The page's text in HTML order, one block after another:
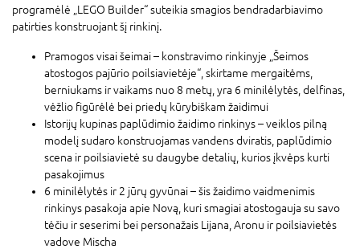
programėlė „LEGO Builder“ suteikia smagios bendradarbiavimo
patirties konstruojant šį rinkinį.
Pramogos visai šeimai – konstravimo rinkinyje „Šeimos
atostogos pajūrio poilsiavietėje“, skirtame mergaitėms,
berniukams ir vaikams nuo 8 metų, yra 6 minilėlytės, delfinas,
vėžlio figūrėlė bei priedų kūrybiškam žaidimui
Istorijų kupinas paplūdimio žaidimo rinkinys – veiklos pilną
modelį sudaro konstruojamas vandens dviratis, paplūdimio
scena ir poilsiavietė su daugybe detalių, kurios įkvėps kurti
pasakojimus
6 minilėlytės ir 2 jūrų gyvūnai – šis žaidimo vaidmenimis
rinkinys pasakoja apie Novą, kuri smagiai atostogauja su savo
tėčiu ir seserimi bei personažais Lijana, Aronu ir poilsiavietės
vadove Mischa